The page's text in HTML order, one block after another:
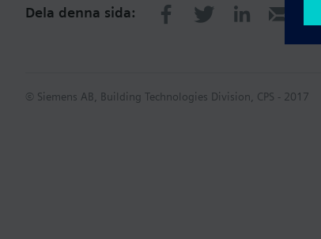
Dela denna sida:
© Siemens AB, Building Technologies Division, CPS - 2017